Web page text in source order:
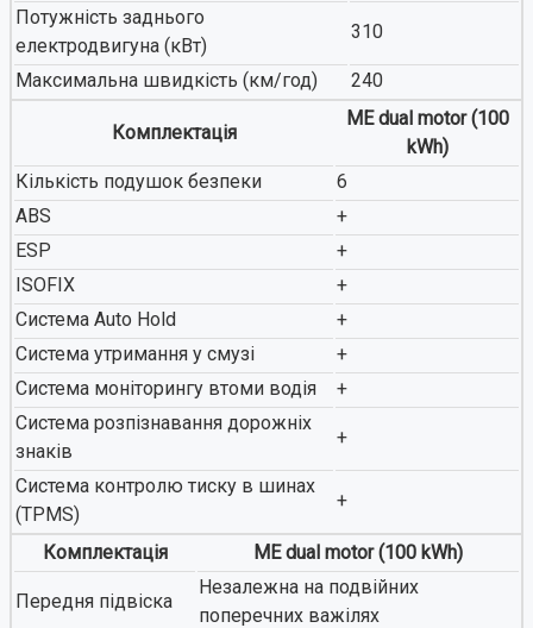
Потужність заднього
електродвигуна (кВт)
310
Максимальна швидкість (км/год) 240
Комплектація
ME dual motor (100
kWh)
Кількість подушок безпеки
6
ABS
+
ESP
+
ISOFIX
+
Система Auto Hold
+
Система утримання у смузі
+
Система моніторингу втоми водія
+
Система розпізнавання дорожніх
знаків
+
Система контролю тиску в шинах
(TPMS)
+
Комплектація ME dual motor (100 kWh)
Передня підвіска
Незалежна на подвійних
поперечних важілях